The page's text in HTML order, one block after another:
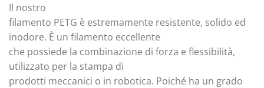
Il nostro
filamento PETG è estremamente resistente, solido ed
inodore. È un filamento eccellente
che possiede la combinazione di forza e flessibilità,
utilizzato per la stampa di
prodotti meccanici o in robotica. Poiché ha un grado